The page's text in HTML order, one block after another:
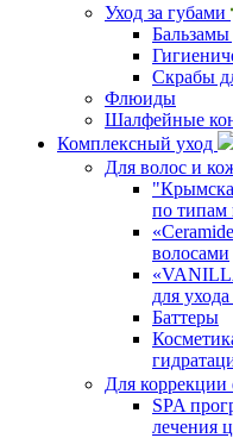
Уход за губами
Бальзамы
Скрабы
Флюиды
Шалфейные
Комплексный уход
Для волос и
по типам
волосами
для
Баттеры
Для
SPA
лечения